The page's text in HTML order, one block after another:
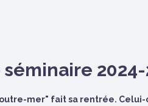
2024-
mer" fait sa rentrée. Celui-